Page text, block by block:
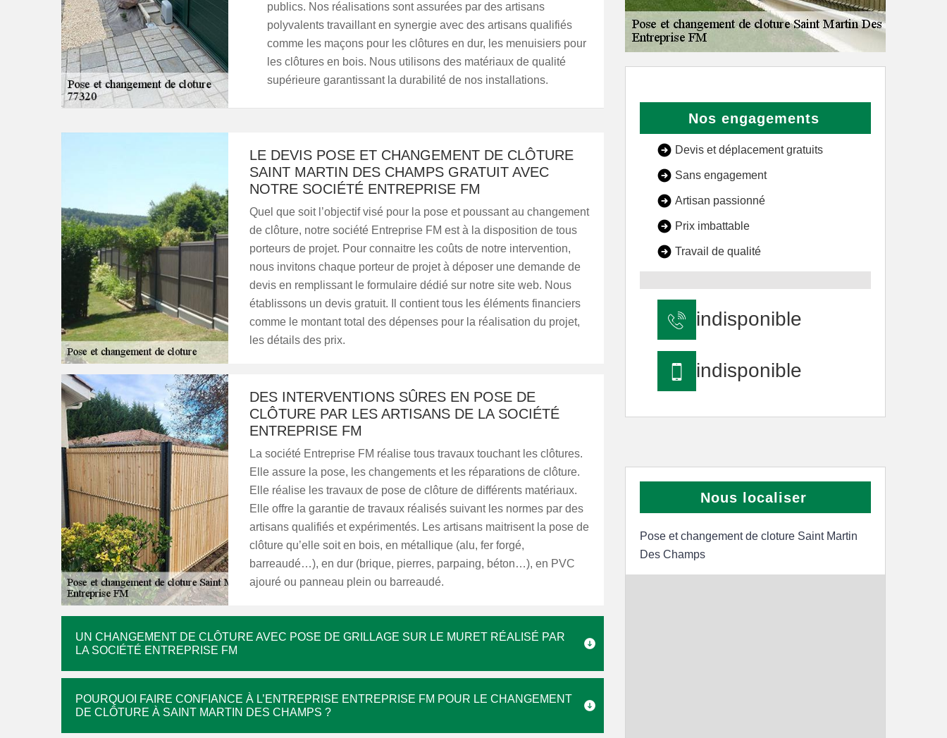
publics. Nos réalisations sont assurées par des artisans
polyvalents travaillant en synergie avec des artisans qualifiés
comme les maçons pour les clôtures en dur, les menuisiers pour
les clôtures en bois. Nous utilisons des matériaux de qualité
supérieure garantissant la durabilité de nos installations.
LE DEVIS POSE ET CHANGEMENT DE CLÔTURE
SAINT MARTIN DES CHAMPS GRATUIT AVEC
NOTRE SOCIÉTÉ ENTREPRISE FM
Quel que soit l’objectif visé pour la pose et poussant au changement
de clôture, notre société Entreprise FM est à la disposition de tous
porteurs de projet. Pour connaitre les coûts de notre intervention,
nous invitons chaque porteur de projet à déposer une demande de
devis en remplissant le formulaire dédié sur notre site web. Nous
établissons un devis gratuit. Il contient tous les éléments financiers
comme le montant total des dépenses pour la réalisation du projet,
les détails des prix.
DES INTERVENTIONS SÛRES EN POSE DE
CLÔTURE PAR LES ARTISANS DE LA SOCIÉTÉ
ENTREPRISE FM
La société Entreprise FM réalise tous travaux touchant les clôtures.
Elle assure la pose, les changements et les réparations de clôture.
Elle réalise les travaux de pose de clôture de différents matériaux.
Elle offre la garantie de travaux réalisés suivant les normes par des
artisans qualifiés et expérimentés. Les artisans maitrisent la pose de
clôture qu’elle soit en bois, en métallique (alu, fer forgé,
barreaudé…), en dur (brique, pierres, parpaing, béton…), en PVC
ajouré ou panneau plein ou barreaudé.
UN CHANGEMENT DE CLÔTURE AVEC POSE DE GRILLAGE SUR LE MURET RÉALISÉ PAR
LA SOCIÉTÉ ENTREPRISE FM
POURQUOI FAIRE CONFIANCE À L’ENTREPRISE ENTREPRISE FM POUR LE CHANGEMENT
DE CLÔTURE À SAINT MARTIN DES CHAMPS ?
Nos engagements
Devis et déplacement gratuits
Sans engagement
Artisan passionné
Prix imbattable
Travail de qualité
indisponible
indisponible
Nous localiser
Pose et changement de cloture Saint Martin
Des Champs